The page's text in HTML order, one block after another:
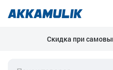
Скидка при